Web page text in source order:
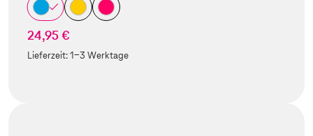
24,95 €
Lieferzeit:1-3 Werktage